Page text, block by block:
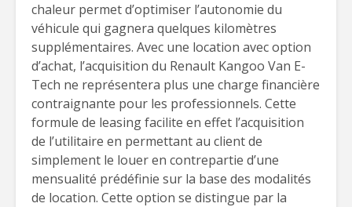
chaleur permet d’optimiser l’autonomie du
véhicule qui gagnera quelques kilomètres
supplémentaires. Avec une location avec option
d’achat, l’acquisition du Renault Kangoo Van E-
Tech ne représentera plus une charge financière
contraignante pour les professionnels. Cette
formule de leasing facilite en effet l’acquisition
de l’utilitaire en permettant au client de
simplement le louer en contrepartie d’une
mensualité prédéfinie sur la base des modalités
de location. Cette option se distingue par la